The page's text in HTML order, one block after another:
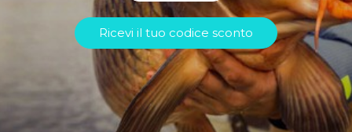
Ricevi il tuo codice sconto